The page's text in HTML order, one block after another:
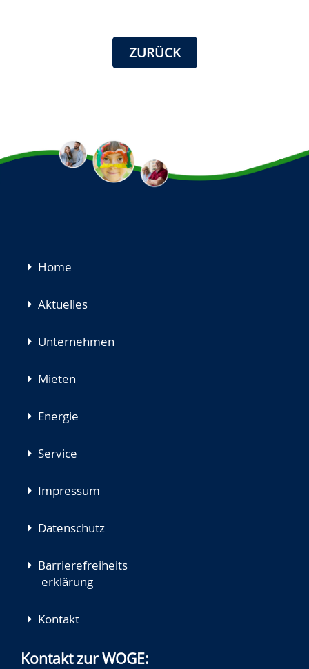
ZURÜCK
Navigation
Home
Aktuelles
Unternehmen
Mieten
Energie
Service
Impressum
Datenschutz
Barrierefreiheits
erklärung
Kontakt
Kontakt zur WOGE: